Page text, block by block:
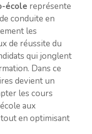
école représente
conduite en
les
de réussite du
qui jonglent
Dans ce
devient un
les cours
aux
en optimisant